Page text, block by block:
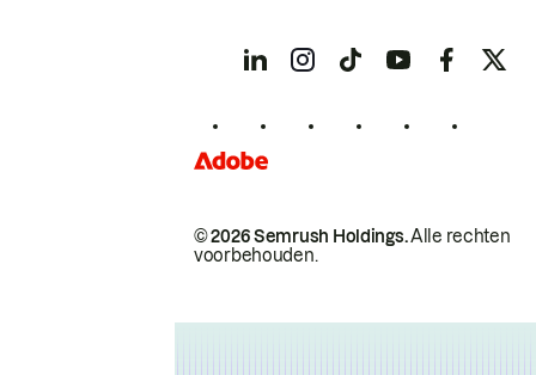
© 2026 Semrush Holdings.Alle rechten
voorbehouden.